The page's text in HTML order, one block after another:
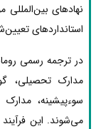
نهادهای بین‌المللی
استانداردهای
در ترجمه رسمی
مدارک تحصیلی،
سوءپیشینه،
می‌شوند. این